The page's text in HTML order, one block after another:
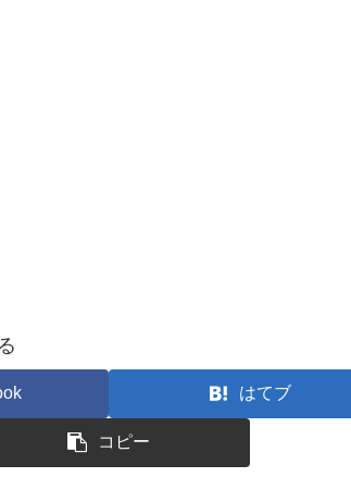
はてブ
コピー